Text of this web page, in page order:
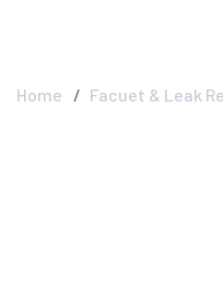
Home Facuet & Leak